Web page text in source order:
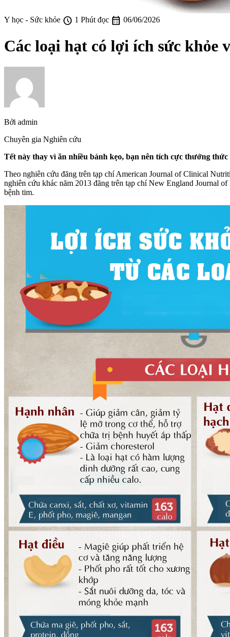
Y học - Sức khỏe schedule 1 Phút đọc calendar_month 06/06/2026
Các loại hạt có lợi ích sức khỏe
Bởi admin
Chuyên gia Nghiên cứu
Tết này thay vì ăn nhiều bánh kẹo, bạn nên tích cực thưởng
Theo nghiên cứu đăng trên tạp chí American Journal of Clinical
nghiên cứu khác năm 2013 đăng trên tạp chí New England Journal
bệnh tim.